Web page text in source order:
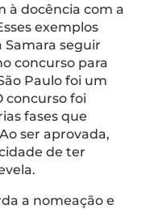
à docência com a
exemplos
Samara seguir
concurso para
Paulo foi um
concurso foi
fases que
ser aprovada,
de ter
a nomeação e